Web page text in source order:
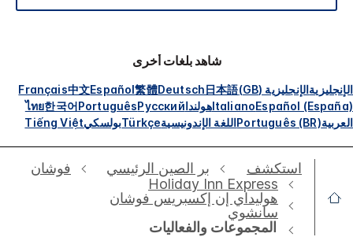
شاهد بلغات أخرى
الإنجليزيةالإنجليزية (GB) 日本語
Deutsch
繁體
Español
中文
Français
Español (España)
ItalianoهولنداРусский
Português
한국어
ไทย
العربيةPortuguês (BR)اللغة الإندونيسيةTürkçeبولسكيTiếng Việt
استكشف بر الصين الرئيسي
فوشان
Holiday Inn Express
هوليداي إن إكسبريس فوشان
سانشوي
المجموعات والفعاليات